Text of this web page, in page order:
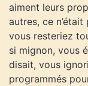
aiment leurs
autres, ce
vous resteriez
si mignon, vous
disait, vous
programmés